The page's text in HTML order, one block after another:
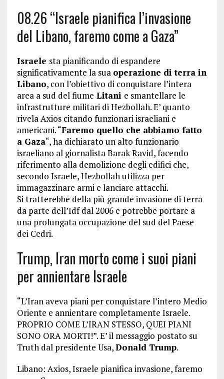
08.26 “Israele pianifica l’invasione
del Libano, faremo come a Gaza”
Israele sta pianificando di espandere
significativamente la sua operazione di terra in
Libano, con l’obiettivo di conquistare l’intera
area a sud del fiume Litani e smantellare le
infrastrutture militari di Hezbollah. E’ quanto
rivela Axios citando funzionari israeliani e
americani. “Faremo quello che abbiamo fatto
a Gaza“, ha dichiarato un alto funzionario
israeliano al giornalista Barak Ravid, facendo
riferimento alla demolizione degli edifici che,
secondo Israele, Hezbollah utilizza per
immagazzinare armi e lanciare attacchi.
Si tratterebbe della più grande invasione di terra
da parte dell’Idf dal 2006 e potrebbe portare a
una prolungata occupazione del sud del Paese
dei Cedri.
Trump, Iran morto come i suoi piani
per annientare Israele
“L’Iran aveva piani per conquistare l’intero Medio
Oriente e annientare completamente Israele.
PROPRIO COME L’IRAN STESSO, QUEI PIANI
SONO ORA MORTI!”. E’ il messaggio postato su
Truth dal presidente Usa,Donald Trump.
Libano: Axios, Israele pianifica invasione, faremo